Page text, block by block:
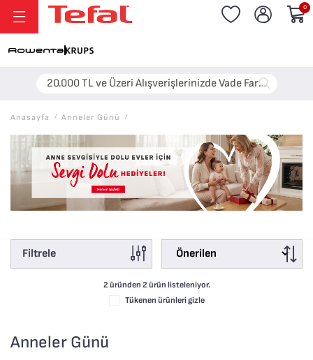
20.000 TL ve Üzeri Alışverişlerinizde Vade Farksız 6 Taksit!
0
Anasayfa / Anneler Günü /
Filtrele
2 üründen 2 ürün listeleniyor.
Tükenen ürünleri gizle
Anneler Günü